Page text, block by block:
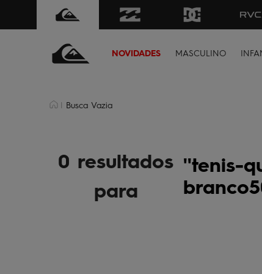
de R$499 | Consulte as Regras Sua primeira vez
NOVIDADES MASCULINO
Busca Vazia
0 resultados
para
tenis-